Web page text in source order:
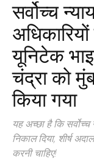
सर्वोच्च
अधिकारियों
यूनिटेक
चंद्रा को
किया गया
यह अच्छा है कि
निकाल दिया, शीर्ष
करनी चाहिए!